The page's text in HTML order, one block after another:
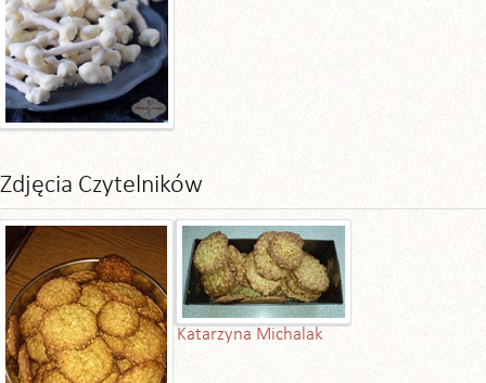
Zdjęcia Czytelników
Katarzyna Michalak